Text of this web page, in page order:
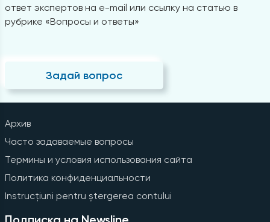
ответ экспертов на e-mail или ссылку на статью в
рубрике «Вопросы и ответы»
Задай вопрос
Архив
Часто задаваемые вопросы
Термины и условия использования сайта
Политика конфиденциальности
Instrucțiuni pentru ștergerea contului